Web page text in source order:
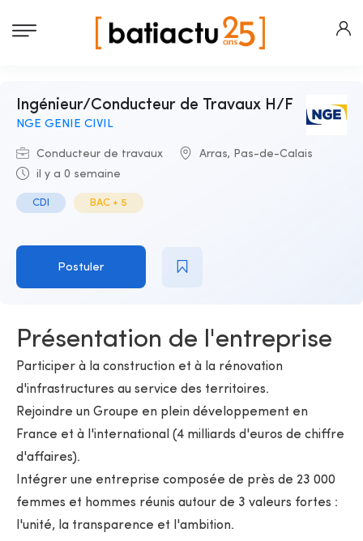
Ingénieur/Conducteur de Travaux H/F
NGE GENIE CIVIL
Conducteur de travaux
Arras, Pas-de-Calais
il y a 0 semaine
CDI BAC + 5
Postuler
Présentation de l'entreprise
Participer à la construction et à la rénovation
d'infrastructures au service des territoires.
Rejoindre un Groupe en plein développement en
France et à l'international (4 milliards d'euros de chiffre
d'affaires).
Intégrer une entreprise composée de près de 23 000
femmes et hommes réunis autour de 3 valeurs fortes :
l'unité, la transparence et l'ambition.